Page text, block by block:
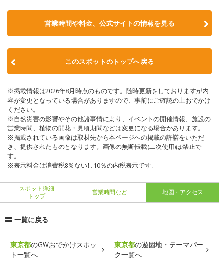
営業時間や料金、公式サイトの情報を見る
このスポットのトップへ戻る
※掲載情報は2026年8月時点のものです。随時更新をしておりますが内
容が変更となっている場合がありますので、事前にご確認の上おでかけ
ください。
※自然災害の影響やその他諸事情により、イベントの開催情報、施設の
営業時間、植物の開花・見頃期間などは変更になる場合があります。
※掲載されている画像は取材先から本ページへの掲載の許諾をいただ
き、提供されたものとなります。画像の無断転載(二次使用)は禁止で
す。
※表示料金は消費税8％ないし10％の内税表示です。
スポット詳細
トップ
営業時間など 地図・アクセス
一覧に戻る
東京都のGWおでかけスポッ
ト一覧へ
東京都の遊園地・テーマパー
ク一覧へ